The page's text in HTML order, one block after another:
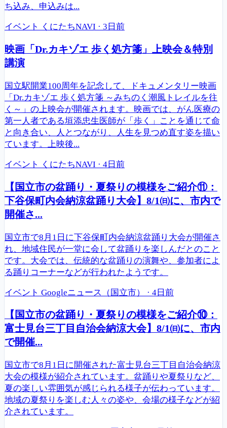
ち込み、申込みは...
イベント くにたちNAVI · 3日前
映画「Dr.カキゾエ 歩く処方箋」上映会＆特別
講演
国立駅開業100周年を記念して、ドキュメンタリー映画
「Dr.カキゾエ 歩く処方箋 ～みちのく潮風トレイルを往
く～」の上映会が開催されます。映画では、がん医療の
第一人者である垣添忠生医師が「歩く」ことを通じて命
と向き合い、人とつながり、人生を見つめ直す姿を描い
ています。上映後...
イベント くにたちNAVI · 4日前
【国立市の盆踊り・夏祭りの模様をご紹介⑪：
下谷保町内会納涼盆踊り大会】8/1㈰に、市内で
開催さ...
国立市で8月1日に下谷保町内会納涼盆踊り大会が開催さ
れ、地域住民が一堂に会して盆踊りを楽しんだとのこと
です。大会では、伝統的な盆踊りの演舞や、参加者によ
る踊りコーナーなどが行われたようです。
イベント Googleニュース（国立市） · 4日前
【国立市の盆踊り・夏祭りの模様をご紹介⑩：
富士見台三丁目自治会納涼大会】8/1㈰に、市内
で開催...
国立市で8月1日に開催された富士見台三丁目自治会納涼
大会の模様が紹介されています。盆踊りや夏祭りなど、
夏の楽しい雰囲気が感じられる様子が伝わっています。
地域の夏祭りを楽しむ人々の姿や、会場の様子などが紹
介されています。